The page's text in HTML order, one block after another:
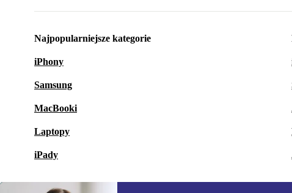
Najpopularniejsze kategorie
iPhony
Samsung
MacBooki
Laptopy
iPady